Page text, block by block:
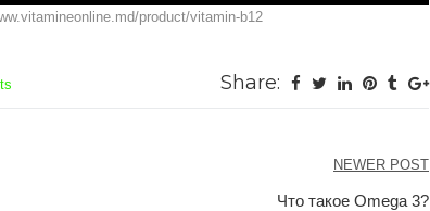
product/vitamin-b12
Share:
NEWER POST
Что такое Omega 3?